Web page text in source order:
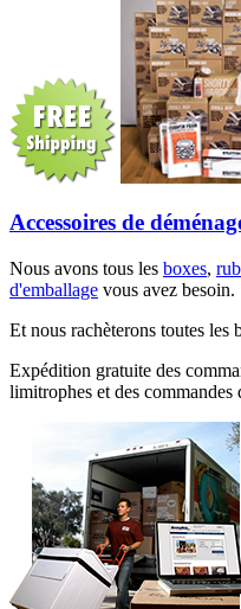
Accessoires de
Nous avons tous les boxes,
d'emballage vous avez besoin.
Et nous rachèterons toutes les
Expédition gratuite des
limitrophes et des commandes